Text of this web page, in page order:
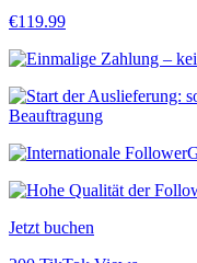
€119.99
Beauftragung
Jetzt buchen